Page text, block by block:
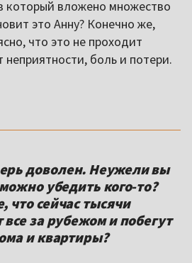
который вложено множество
это Анну? Конечно же,
что это не проходит
неприятности, боль и потери.
доволен. Неужели вы
убедить кого-то?
что сейчас тысячи
все за рубежом и побегут
и квартиры?